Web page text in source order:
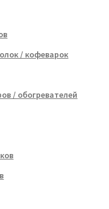
/ кофеварок
/ обогревателей